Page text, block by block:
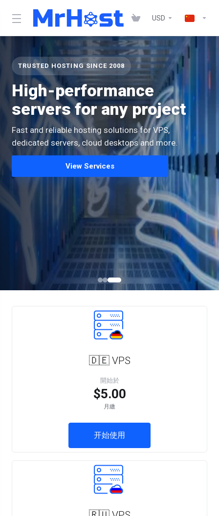
USD
TRUSTED HOSTING SINCE 2008
High-performance
servers for any project
Fast and reliable hosting solutions for VPS,
dedicated servers, cloud desktops and more.
View Services
🇩🇪 VPS
開始於
$5.00
月繳
开始使用